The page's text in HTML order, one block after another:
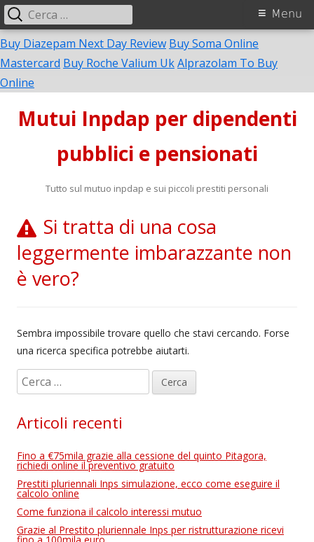
Buy Diazepam Next Day Review Buy Soma Online
Mastercard Buy Roche Valium UkAlprazolam To Buy
Online
contenuto
Mutui Inpdap per dipendenti
pubblici e pensionati
Tutto sul mutuo inpdap e sui piccoli prestiti personali
Menu
principale
Menu
Ricerca
per:
Si tratta di una cosa
leggermente imbarazzante non
è vero?
Sembra impossibile trovare quello che stavi cercando. Forse
una ricerca specifica potrebbe aiutarti.
i
e
c
a
p
e
r
Articoli recenti
Fino a €75mila grazie alla cessione del quinto Pitagora,
richiedi online il preventivo gratuito
Prestiti pluriennali Inps simulazione, ecco come eseguire il
calcolo online
Come funziona il calcolo interessi mutuo
Grazie al Prestito pluriennale Inps per ristrutturazione ricevi